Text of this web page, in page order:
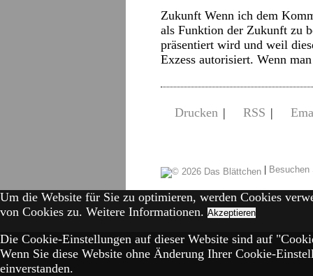
Zukunft Wenn ich dem
als Funktion der Zukunft zu
präsentiert wird und weil
Exzess autorisiert. Wenn
Drucken | RSS |
|
Um die Website für Sie zu optimieren, werden Cookies
von Cookies zu. Weitere Informationen. Akzeptieren
Die Cookie-Einstellungen auf dieser Website sind auf
Wenn Sie diese Website ohne Änderung Ihrer Cookie-
einverstanden.